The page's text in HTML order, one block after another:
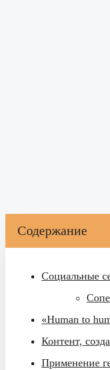
Содержание
Социальные
«Human to
Контент,
Применение